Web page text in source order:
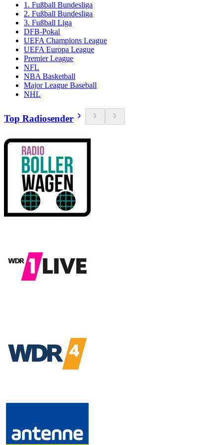
1. Fußball Bundesliga
2. Fußball Bundesliga
3. Fußball Liga
DFB-Pokal
UEFA Champions League
UEFA Europa League
Premier League
NFL
NBA Basketball
Major League Baseball
NHL
Top Radiosender